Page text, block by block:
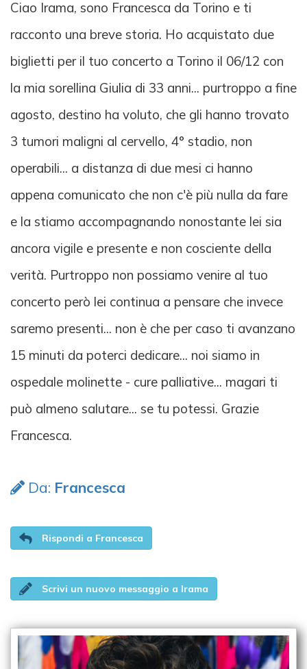
Ciao Irama, sono Francesca da Torino e ti
racconto una breve storia. Ho acquistato due
biglietti per il tuo concerto a Torino il 06/12 con
la mia sorellina Giulia di 33 anni... purtroppo a fine
agosto, destino ha voluto, che gli hanno trovato
3 tumori maligni al cervello, 4° stadio, non
operabili... a distanza di due mesi ci hanno
appena comunicato che non c'è più nulla da fare
e la stiamo accompagnando nonostante lei sia
ancora vigile e presente e non cosciente della
verità. Purtroppo non possiamo venire al tuo
concerto però lei continua a pensare che invece
saremo presenti... non è che per caso ti avanzano
15 minuti da poterci dedicare... noi siamo in
ospedale molinette - cure palliative... magari ti
può almeno salutare... se tu potessi. Grazie
Francesca.
Da: Francesca
Rispondi a Francesca
Scrivi un nuovo messaggio a Irama